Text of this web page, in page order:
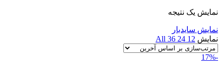
نمایش یک نتیجه
نمایش سایدبار
نمایش 12
24
36
All
-17%